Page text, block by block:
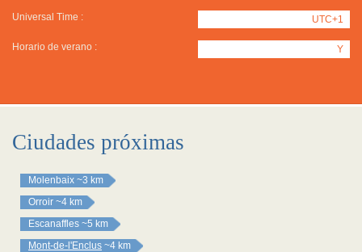
Universal Time : UTC+1
Horario de verano : Y
Ciudades próximas
Molenbaix ~3 km
Orroir ~4 km
Escanaffles ~5 km
Mont-de-l'Enclus ~4 km